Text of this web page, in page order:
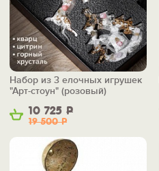
10 725 Р
19 500Р
Набор из 3 елочных игрушек
"Арт-стоун" (розовый)